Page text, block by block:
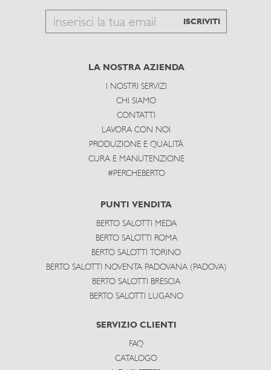
Email
subscribe
ISCRIVITI
LA NOSTRA AZIENDA
I NOSTRI SERVIZI
CHI SIAMO
CONTATTI
LAVORA CON NOI
PRODUZIONE E QUALITÀ
CURA E MANUTENZIONE
#PERCHEBERTO
PUNTI VENDITA
BERTO SALOTTI MEDA
BERTO SALOTTI ROMA
BERTO SALOTTI TORINO
BERTO SALOTTI NOVENTA PADOVANA (PADOVA)
BERTO SALOTTI BRESCIA
BERTO SALOTTI LUGANO
SERVIZIO CLIENTI
FAQ
CATALOGO